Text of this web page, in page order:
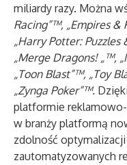
miliardy razy. Można
Racing”™, „Empires &
„Harry Potter: Puzzles
„Merge Dragons! „™,
„Toon Blast”™, „Toy
„Zynga Poker”™.
platformie
w branży platformą
zdolność
zautomatyzowanych